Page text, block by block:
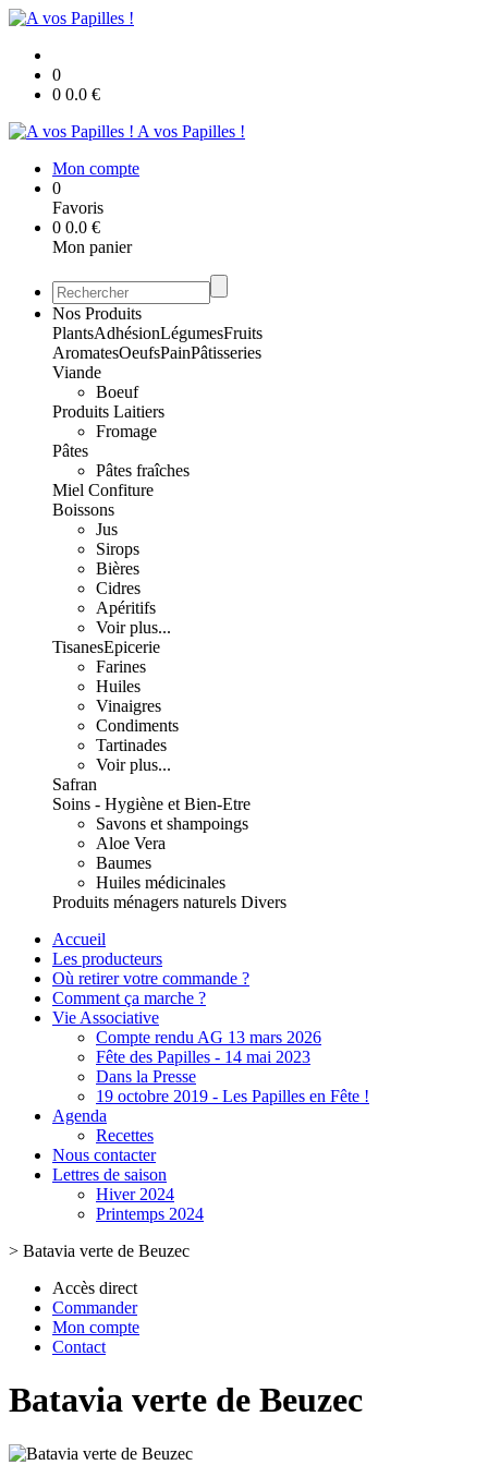
0
0 0.0 €
A vos Papilles !
Mon compte
0
Favoris
0 0.0 €
Mon panier
Nos Produits
PlantsAdhésionLégumesFruits
AromatesOeufsPainPâtisseries
Viande
Boeuf
Produits Laitiers
Fromage
Pâtes
Pâtes fraîches
Miel Confiture
Boissons
Jus
Sirops
Bières
Cidres
Apéritifs
Voir plus...
TisanesEpicerie
Farines
Huiles
Vinaigres
Condiments
Tartinades
Voir plus...
Safran
Soins - Hygiène et Bien-Etre
Savons et shampoings
Aloe Vera
Baumes
Huiles médicinales
Produits ménagers naturels Divers
Accueil
Les producteurs
Où retirer votre commande ?
Comment ça marche ?
Vie Associative
Compte rendu AG 13 mars 2026
Fête des Papilles - 14 mai 2023
Dans la Presse
19 octobre 2019 - Les Papilles en Fête !
Agenda
Recettes
Nous contacter
Lettres de saison
Hiver 2024
Printemps 2024
> Batavia verte de Beuzec
Accès direct
Commander
Mon compte
Contact
Batavia verte de Beuzec